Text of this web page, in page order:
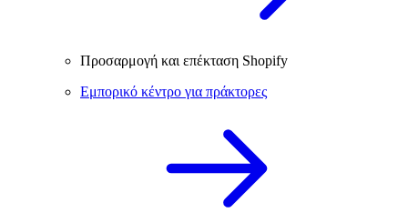
Προσαρμογή και επέκταση Shopify
Εμπορικό κέντρο για πράκτορες